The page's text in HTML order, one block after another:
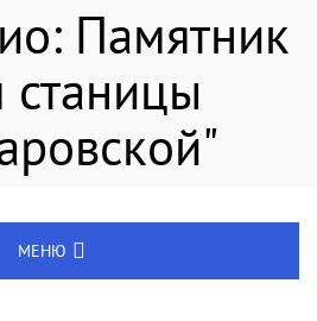
Памятник
станицы
МЕНЮ